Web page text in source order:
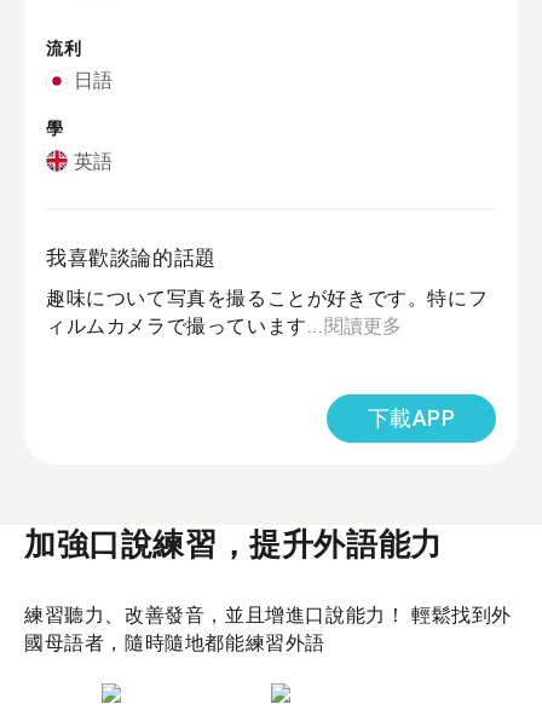
流利
日語
學
英語
我喜歡談論的話題
趣味について写真を撮ることが好きです。特にフ
ィルムカメラで撮っています... 閱讀更多
下載APP
加強口說練習，提升外語能力
練習聽力、改善發音，並且增進口說能力！ 輕鬆找到外
國母語者，隨時隨地都能練習外語